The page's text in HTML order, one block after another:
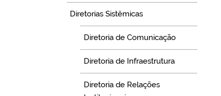
Diretorias Sistêmicas
Diretoria de Comunicação
Diretoria de Infraestrutura
Diretoria de Relações